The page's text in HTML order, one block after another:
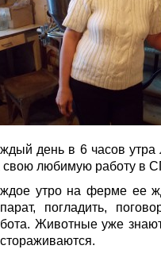
день в 6 часов
свою любимую работу в
утро на ферме ее
погладить,
Животные уже